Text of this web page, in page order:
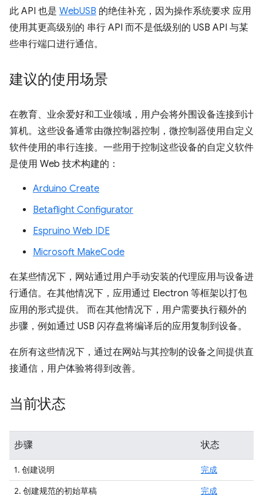
此 API 也是 WebUSB 的绝佳补充，因为操作系统要求 应用
使用其更高级别的 串行 API 而不是低级别的 USB API 与某
些串行端口进行通信。
建议的使用场景
在教育、业余爱好和工业领域，用户会将外围设备连接到计
算机。这些设备通常由微控制器控制，微控制器使用自定义
软件使用的串行连接。一些用于控制这些设备的自定义软件
是使用 Web 技术构建的：
Arduino Create
Betaflight Configurator
Espruino Web IDE
Microsoft MakeCode
在某些情况下，网站通过用户手动安装的代理应用与设备进
行通信。在其他情况下，应用通过 Electron 等框架以打包
应用的形式提供。 而在其他情况下，用户需要执行额外的
步骤，例如通过 USB 闪存盘将编译后的应用复制到设备。
在所有这些情况下，通过在网站与其控制的设备之间提供直
接通信，用户体验将得到改善。
当前状态
步骤 状态
1. 创建说明
完成
2. 创建规范的初始草稿
完成